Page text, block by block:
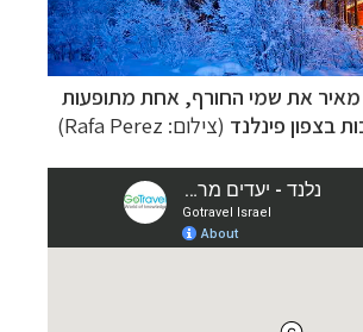
מאיר את שמי החורף, אחת מתופעות
בצפון פינלנד (צילום: Rafa Perez)